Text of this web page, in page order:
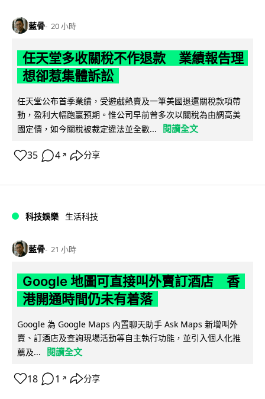
藍骨 20 小時
任天堂多收關稅不作退款 業績報告理
想卻惹集體訴訟
任天堂公布首季業績，受遊戲熱賣及一筆美國退還關稅款項帶
動，盈利大幅跑贏預期。惟公司早前曾多次以關稅為由調高美
國定價，如今關稅被裁定違法並全數...
閱讀全文
35 4 ↗ 分享
科技娛樂 生活科技
藍骨 21 小時
Google 地圖可直接叫外賣訂酒店 香
港開通時間仍未有着落
Google 為 Google Maps 內置聊天助手 Ask Maps 新增叫外
賣、訂酒店及查詢現場活動等自主執行功能，並引入個人化推
薦及...
閱讀全文
18 1 ↗ 分享